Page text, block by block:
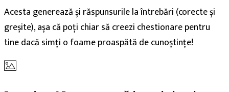
Acesta generează și răspunsurile la întrebări (corecte și
greșite), așa că poți chiar să creezi chestionare pentru
tine dacă simți o foame proaspătă de cunoștințe!